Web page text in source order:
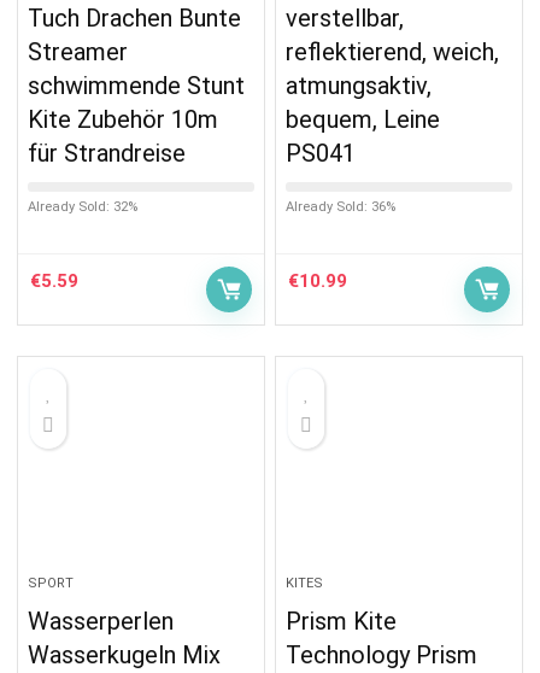
Tuch Drachen Bunte
Streamer
schwimmende Stunt
Kite Zubehör 10m
für Strandreise
Already Sold: 32%
€5.59
verstellbar,
reflektierend, weich,
atmungsaktiv,
bequem, Leine
PS041
Already Sold: 36%
€10.99
SPORT
Wasserperlen
Wasserkugeln Mix
KITES
Prism Kite
Technology Prism